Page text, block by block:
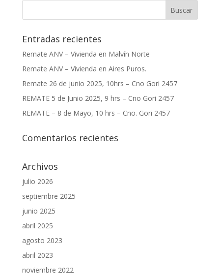
Entradas recientes
Remate ANV – Vivienda en Malvín Norte
Remate ANV – Vivienda en Aires Puros.
Remate 26 de junio 2025, 10hrs – Cno Gori 2457
REMATE 5 de Junio 2025, 9 hrs – Cno Gori 2457
REMATE – 8 de Mayo, 10 hrs – Cno. Gori 2457
Comentarios recientes
Archivos
julio 2026
septiembre 2025
junio 2025
abril 2025
agosto 2023
abril 2023
noviembre 2022